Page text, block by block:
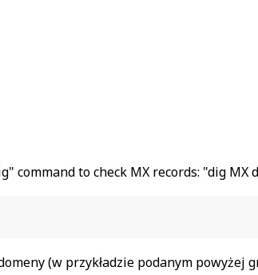
command to check MX records: "dig MX
(w przykładzie podanym powyżej